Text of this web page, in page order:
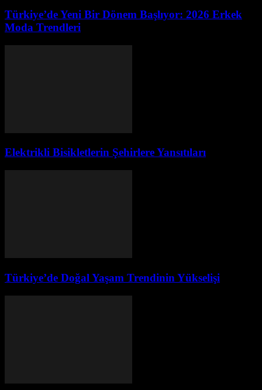
Türkiye’de Yeni Bir Dönem Başlıyor: 2026 Erkek
Moda Trendleri
Elektrikli Bisikletlerin Şehirlere Yansıtıları
Türkiye’de Doğal Yaşam Trendinin Yükselişi